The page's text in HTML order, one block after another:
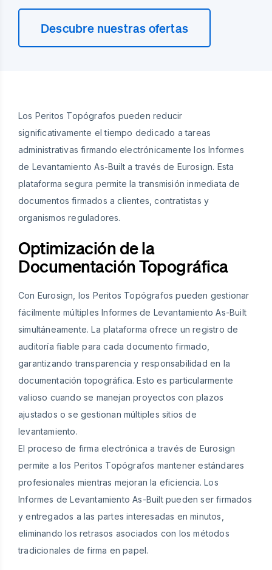
Descubre nuestras ofertas
Los Peritos Topógrafos pueden reducir
significativamente el tiempo dedicado a tareas
administrativas firmando electrónicamente los Informes
de Levantamiento As-Built a través de Eurosign. Esta
plataforma segura permite la transmisión inmediata de
documentos firmados a clientes, contratistas y
organismos reguladores.
Optimización de la
Documentación Topográfica
Con Eurosign, los Peritos Topógrafos pueden gestionar
fácilmente múltiples Informes de Levantamiento As-Built
simultáneamente. La plataforma ofrece un registro de
auditoría fiable para cada documento firmado,
garantizando transparencia y responsabilidad en la
documentación topográfica. Esto es particularmente
valioso cuando se manejan proyectos con plazos
ajustados o se gestionan múltiples sitios de
levantamiento.
El proceso de firma electrónica a través de Eurosign
permite a los Peritos Topógrafos mantener estándares
profesionales mientras mejoran la eficiencia. Los
Informes de Levantamiento As-Built pueden ser firmados
y entregados a las partes interesadas en minutos,
eliminando los retrasos asociados con los métodos
tradicionales de firma en papel.